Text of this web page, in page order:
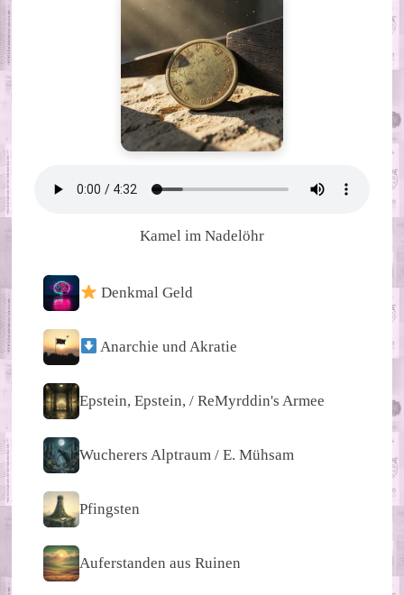
Kamel im Nadelöhr
Denkmal Geld
Anarchie und Akratie
Epstein, Epstein, / ReMyrddin's Armee
Wucherers Alptraum / E. Mühsam
Pfingsten
Auferstanden aus Ruinen